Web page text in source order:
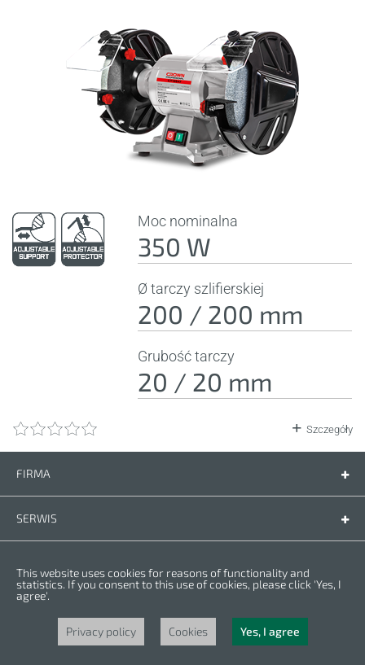
Moc nominalna
350 W
Ø tarczy szlifierskiej
200 / 200 mm
Grubość tarczy
20 / 20 mm
Szczegóły
FIRMA
SERWIS
Warunki gwarancji
Polityka prywatności
Cookies
Copyright © 2023 CROWN. Wszelkie prawa zastrzeżone. CROWN jest
zarejestrowanym znakiem handlowym. | CROWN należy do grupy Merit Link.
This website uses cookies for reasons of functionality and
statistics. If you consent to this use of cookies, please click 'Yes, I
agree'.
Privacy policy Cookies Yes, I agree